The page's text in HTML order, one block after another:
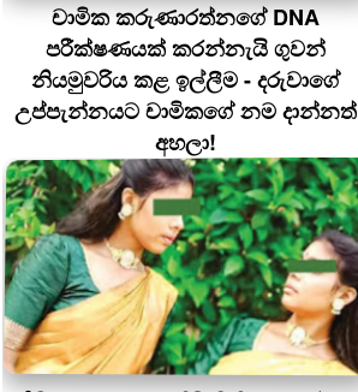
චාමික කරුණාරත්නගේ DNA
පරීක්ෂණයක් කරන්නැයි ගුවන්
නියමුවරිය කළ ඉල්ලීම - දරුවාගේ
උප්පැන්නයට චාමිකගේ නම දාන්නත්
අහලා!